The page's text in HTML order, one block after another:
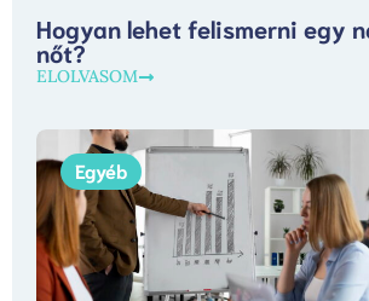
Hogyan lehet felismerni egy
nőt?
ELOLVASOM
Egyéb